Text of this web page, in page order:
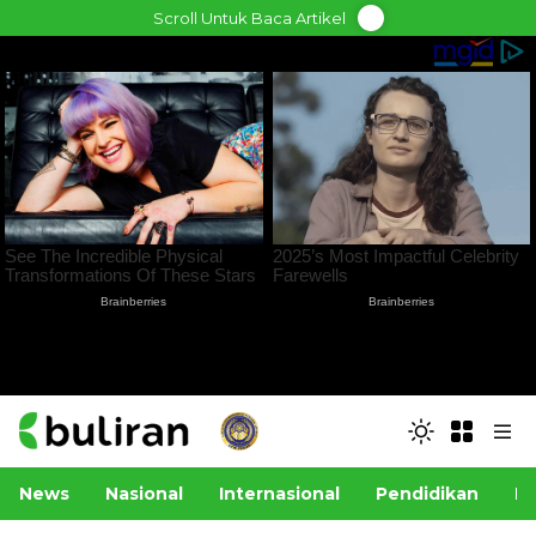
to
Scroll Untuk Baca Artikel
News Nasional Internasional Pendidikan